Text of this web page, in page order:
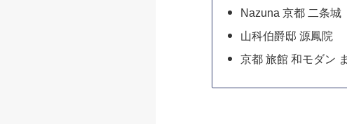
Nazuna 京都 二条城
山科伯爵邸 源鳳院
京都 旅館 和モダン